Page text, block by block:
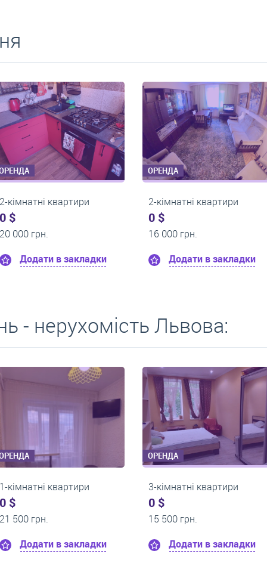
ОРЕНДА
2-кімнатні квартири
20 500 грн.
Додати в закладки
ОРЕНДА
2-кімнатні квартири
17 000 грн.
Додати в
- нерухомість Львова:
ОРЕНДА
1-кімнатні квартири
9 000 грн.
Додати в закладки
ОРЕНДА
1-кімнатні
17 800 грн.
Додати в